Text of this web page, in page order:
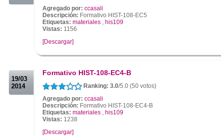
Agregado por: ccasali
Descripción: Formativo HIST-108-EC5
Etiquetas: materiales
his109
Vistas: 1156
[Descargar]
19/03
2014
Formativo HIST-108-EC4-B
Ranking: 3.0/5.0 (50 votos)
Agregado por: ccasali
Descripción: Formativo HIST-108-EC4-B
Etiquetas: materiales
his109
Vistas: 1238
[Descargar]